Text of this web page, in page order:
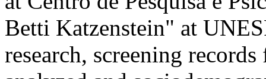
Betti Katzenstein" at
research, screening